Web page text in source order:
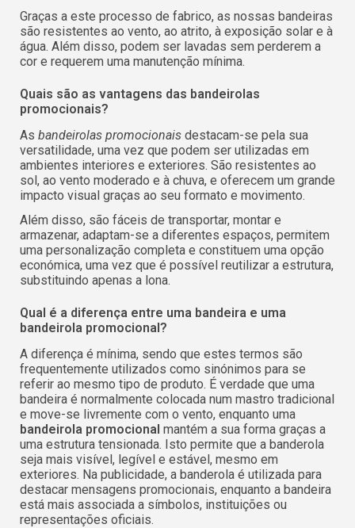
Graças a este processo de fabrico, as nossas bandeiras
são resistentes ao vento, ao atrito, à exposição solar e à
água. Além disso, podem ser lavadas sem perderem a
cor e requerem uma manutenção mínima.
Quais são as vantagens das bandeirolas
promocionais?
As bandeirolas promocionais destacam-se pela sua
versatilidade, uma vez que podem ser utilizadas em
ambientes interiores e exteriores. São resistentes ao
sol, ao vento moderado e à chuva, e oferecem um grande
impacto visual graças ao seu formato e movimento.
Além disso, são fáceis de transportar, montar e
armazenar, adaptam-se a diferentes espaços, permitem
uma personalização completa e constituem uma opção
económica, uma vez que é possível reutilizar a estrutura,
substituindo apenas a lona.
Qual é a diferença entre uma bandeira e uma
bandeirola promocional?
A diferença é mínima, sendo que estes termos são
frequentemente utilizados como sinónimos para se
referir ao mesmo tipo de produto. É verdade que uma
bandeira é normalmente colocada num mastro tradicional
e move-se livremente com o vento, enquanto uma
bandeirola promocional mantém a sua forma graças a
uma estrutura tensionada. Isto permite que a banderola
seja mais visível, legível e estável, mesmo em
exteriores. Na publicidade, a banderola é utilizada para
destacar mensagens promocionais, enquanto a bandeira
está mais associada a símbolos, instituições ou
representações oficiais.